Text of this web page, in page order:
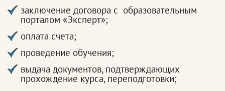
заключение договора с образовательным
порталом «Эксперт»;
оплата счета;
проведение обучения;
выдача документов, подтверждающих
прохождение курса, переподготовки;